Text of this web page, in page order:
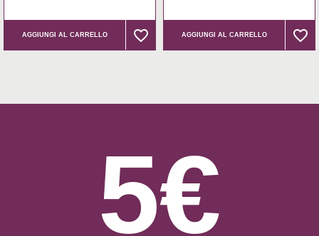
AGGIUNGI AL CARRELLO favorite_border
favorite_border AGGIUNGI AL CARRELLO favorite_border
favorite_border
5€